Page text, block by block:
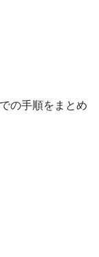
の手順をまとめ